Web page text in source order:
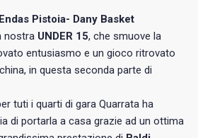
Pistoia- Dany Basket
nostra UNDER 15, che smuove la
entusiasmo e un gioco ritrovato
in questa seconda parte di
tuti i quarti di gara Quarrata ha
di portarla a casa grazie ad un ottima